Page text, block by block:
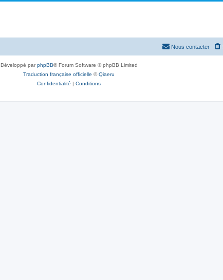
Nous contacter
Développé parphpBB® Forum Software © phpBB Limited
Traduction française officielle ©Qiaeru
Confidentialité | Conditions